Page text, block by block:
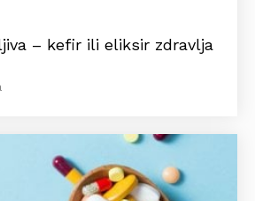
– kefir ili eliksir zdravlja